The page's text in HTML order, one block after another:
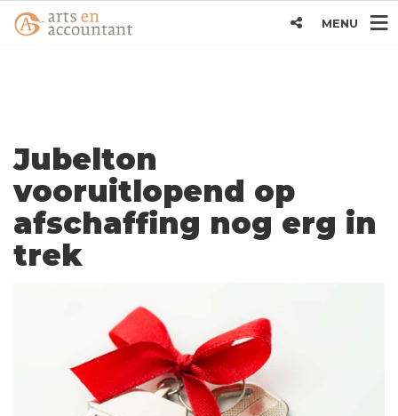
MENU
Jubelton
vooruitlopend op
afschaffing nog erg in
trek